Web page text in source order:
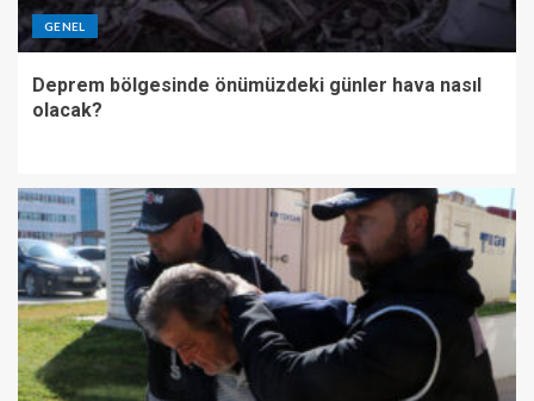
GENEL
Deprem bölgesinde önümüzdeki günler hava nasıl
olacak?